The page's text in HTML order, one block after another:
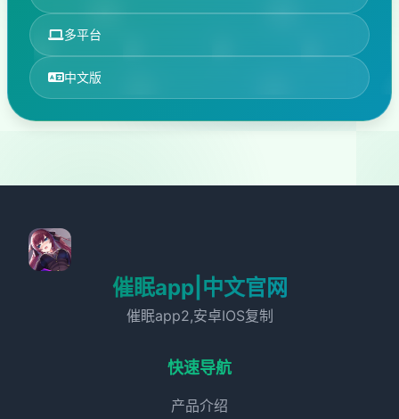
多平台
中文版
催眠app|中文官网
催眠app2,安卓IOS复制
快速导航
产品介绍